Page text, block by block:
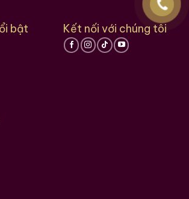
Hàng Của ruouxachtay.com
sưu tầm quý hiềm trên thế giới
bật Kết nối với chúng tôi